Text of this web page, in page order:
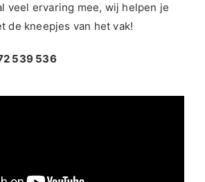
veel ervaring mee, wij helpen je
de kneepjes van het vak!
539 536